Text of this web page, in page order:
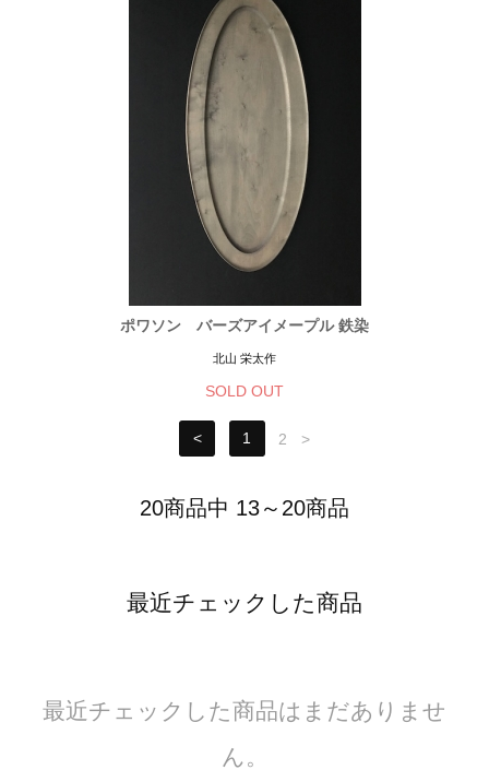
ポワソン バーズアイメープル 鉄染
北山 栄太作
SOLD OUT
< 1 2 >
20商品中 13～20商品
最近チェックした商品
最近チェックした商品はまだありませ
ん。